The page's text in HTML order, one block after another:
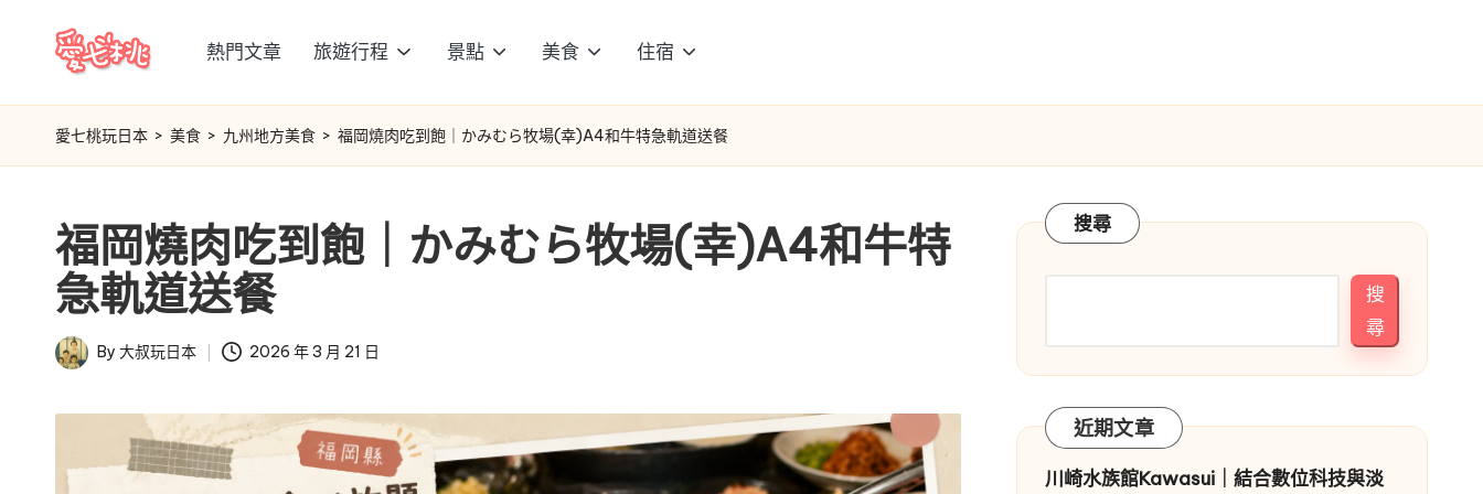
content愛
七
玩
日
本
熱門文章 旅遊行程 景點 美食 住宿
愛七桃玩日本 > 美食 > 九州地方美食 > 福岡燒肉吃到飽｜かみむら牧場(幸)A4和牛特急軌道送餐
福岡燒肉吃到飽｜かみむら牧場(幸)A4和牛特
急軌道送餐
Posted
By 大叔玩日本 2026 年 3 月 21 日
搜尋
搜
尋
近期文章
川崎水族館Kawasui｜結合數位科技與淡